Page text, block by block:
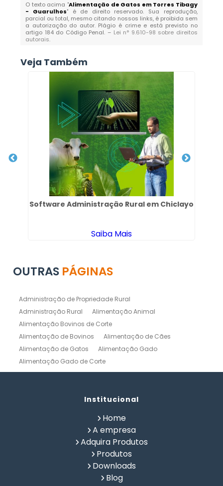
O texto acima "Alimentação de Gatos em Torres Tibagy
- Guarulhos" é de direito reservado. Sua reprodução,
parcial ou total, mesmo citando nossos links, é proibida sem
a autorização do autor. Plágio é crime e está previsto no
artigo 184 do Código Penal. – Lei n° 9.610-98 sobre direitos
autorais.
Veja Também
Software Administração Rural em Chiclayo
Saiba Mais
OUTRAS PÁGINAS
Administração de Propriedade Rural
Administração Rural
Alimentação Animal
Alimentação Bovinos de Corte
Alimentação de Bovinos
Alimentação de Cães
Alimentação de Gatos
Alimentação Gado
Alimentação Gado de Corte
Alimentação Gado de Leite
Alimentação Natural Cães
Alimentação Natural Pets
Alimentação Pet
Calculo de Ração para Bovinos
Como Fazer Ração para Gado de Corte
Como Fazer Ração para Gado de Leite
Composição Química de Alimentos
Controle de Fazenda
Institucional
Home
A empresa
Adquira Produtos
Produtos
Downloads
Blog